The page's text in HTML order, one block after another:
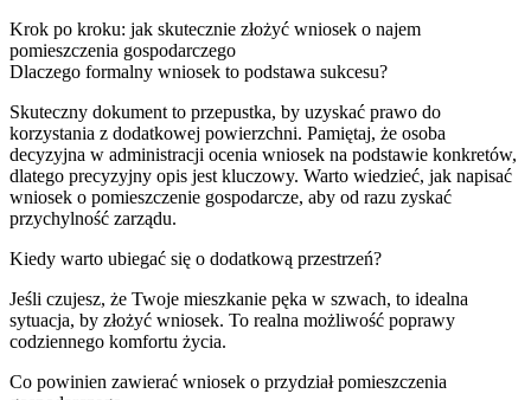
Krok po kroku: jak skutecznie złożyć wniosek o najem
pomieszczenia gospodarczego
Dlaczego formalny wniosek to podstawa sukcesu?
Skuteczny dokument to przepustka, by uzyskać prawo do
korzystania z dodatkowej powierzchni. Pamiętaj, że osoba
decyzyjna w administracji ocenia wniosek na podstawie konkretów,
dlatego precyzyjny opis jest kluczowy. Warto wiedzieć, jak napisać
wniosek o pomieszczenie gospodarcze, aby od razu zyskać
przychylność zarządu.
Kiedy warto ubiegać się o dodatkową przestrzeń?
Jeśli czujesz, że Twoje mieszkanie pęka w szwach, to idealna
sytuacja, by złożyć wniosek. To realna możliwość poprawy
codziennego komfortu życia.
Co powinien zawierać wniosek o przydział pomieszczenia